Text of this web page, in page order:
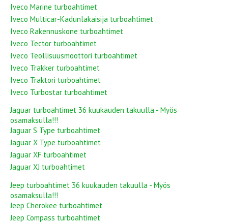
Iveco Marine turboahtimet
Iveco Multicar-Kadunlakaisija turboahtimet
Iveco Rakennuskone turboahtimet
Iveco Tector turboahtimet
Iveco Teollisuusmoottori turboahtimet
Iveco Trakker turboahtimet
Iveco Traktori turboahtimet
Iveco Turbostar turboahtimet
Jaguar turboahtimet 36 kuukauden takuulla - Myös
osamaksulla!!!
Jaguar S Type turboahtimet
Jaguar X Type turboahtimet
Jaguar XF turboahtimet
Jaguar XJ turboahtimet
Jeep turboahtimet 36 kuukauden takuulla - Myös
osamaksulla!!!
Jeep Cherokee turboahtimet
Jeep Compass turboahtimet